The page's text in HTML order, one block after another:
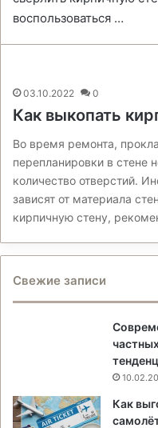
воспользоваться …
03.10.2022 0
Как выкопать
Во время ремонта,
перепланировки в стене
количество отверстий.
зависят от материала
кирпичную стену,
Свежие записи
Как